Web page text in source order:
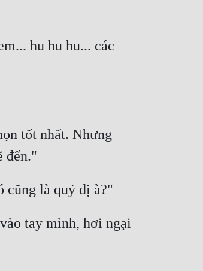
hu hu hu... các
tốt nhất. Nhưng
đến."
cũng là quỷ dị à?"
tay mình, hơi ngại